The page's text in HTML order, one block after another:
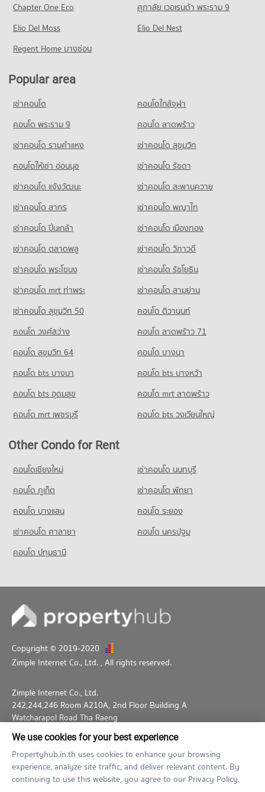
234 properties for sale
Condo Thai Watsadu Rangsit
Condo for Rent Thai Watsadu Rangsit
838 properties for rent
230 properties for sale
1,138 properties for rent
Condo for Sale near Rangsit
354 properties for sale
Condo Rangsit
487 properties for rent
Condo for Sale near Rangsit
225 properties for sale
Condo Provincial Electricity Authority Rangsit
PROJECT_COUNT
Condo for Rent near Provincial Electricity Authority Rangsit
1,160 properties for rent
Condo for Sale near Provincial Electricity Authority Rangsit
245 properties for sale
Chapter One Eco
ศุภาลัย เวอเรนด้า พระราม 9
Elio Del Moss
Elio Del Nest
Regent Home บางซ่อน
Popular area
เช่าคอนโด
คอนโดใกล้จุฬา
คอนโด พระราม 9
คอนโด ลาดพร้าว
เช่าคอนโด รามคําแหง
เช่าคอนโด สุขุมวิท
คอนโดให้เช่า อ่อนนุช
เช่าคอนโด รัชดา
เช่าคอนโด แจ้งวัฒนะ
เช่าคอนโด สะพานควาย
เช่าคอนโด สาทร
เช่าคอนโด พญาไท
เช่าคอนโด ปิ่นเกล้า
เช่าคอนโด เมืองทอง
เช่าคอนโด ตลาดพลู
เช่าคอนโด วิภาวดี
เช่าคอนโด พระโขนง
เช่าคอนโด รัชโยธิน
เช่าคอนโด mrt ท่าพระ
เช่าคอนโด สามย่าน
เช่าคอนโด สุขุมวิท 50
คอนโด ติวานนท์
คอนโด วงศ์สว่าง
คอนโด ลาดพร้าว 71
คอนโด สุขุมวิท 64
คอนโด บางนา
คอนโด bts บางนา
คอนโด bts บางหว้า
คอนโด bts อุดมสุข
คอนโด mrt ลาดพร้าว
คอนโด mrt เพชรบุรี
คอนโด bts วงเวียนใหญ่
Other Condo for Rent
คอนโดเชียงใหม่
เช่าคอนโด นนทบุรี
คอนโด ภูเก็ต
เช่าคอนโด พัทยา
คอนโด บางแสน
คอนโด ระยอง
เช่าคอนโด ศาลายา
คอนโด นครปฐม
คอนโด ปทุมธานี
Copyright © 2019-2020
Zimple Internet Co., Ltd. , All rights reserved.
Zimple Internet Co., Ltd.
242,244,246 Room A210A, 2nd Floor Building A
Watcharapol Road Tha Raeng
Bang Khen Bangkok 10230
02-026-3049
support@propertyhub.in.th
Term of Service
Privacy Policy Contact
We use cookies for your best experience
Propertyhub.in.th uses cookies to enhance your browsing
experience, analyze site traffic, and deliver relevant content. By
continuing to use this website, you agree to our Privacy Policy.